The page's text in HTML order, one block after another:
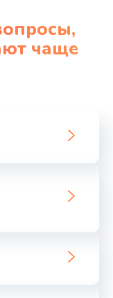
чаще